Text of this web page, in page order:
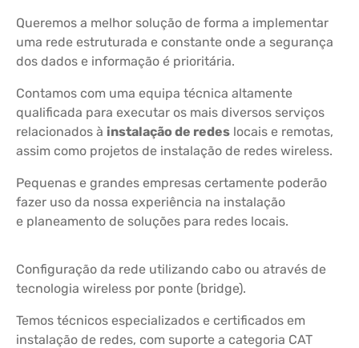
Queremos a melhor solução de forma a implementar
uma rede estruturada e constante onde a segurança
dos dados e informação é prioritária.
Contamos com uma equipa técnica altamente
qualificada para executar os mais diversos serviços
relacionados à instalação de redes locais e remotas,
assim como projetos de instalação de redes wireless.
Pequenas e grandes empresas certamente poderão
fazer uso da nossa experiência na instalação
e planeamento de soluções para redes locais.
Configuração da rede utilizando cabo ou através de
tecnologia wireless por ponte (bridge).
Temos técnicos especializados e certificados em
instalação de redes, com suporte a categoria CAT